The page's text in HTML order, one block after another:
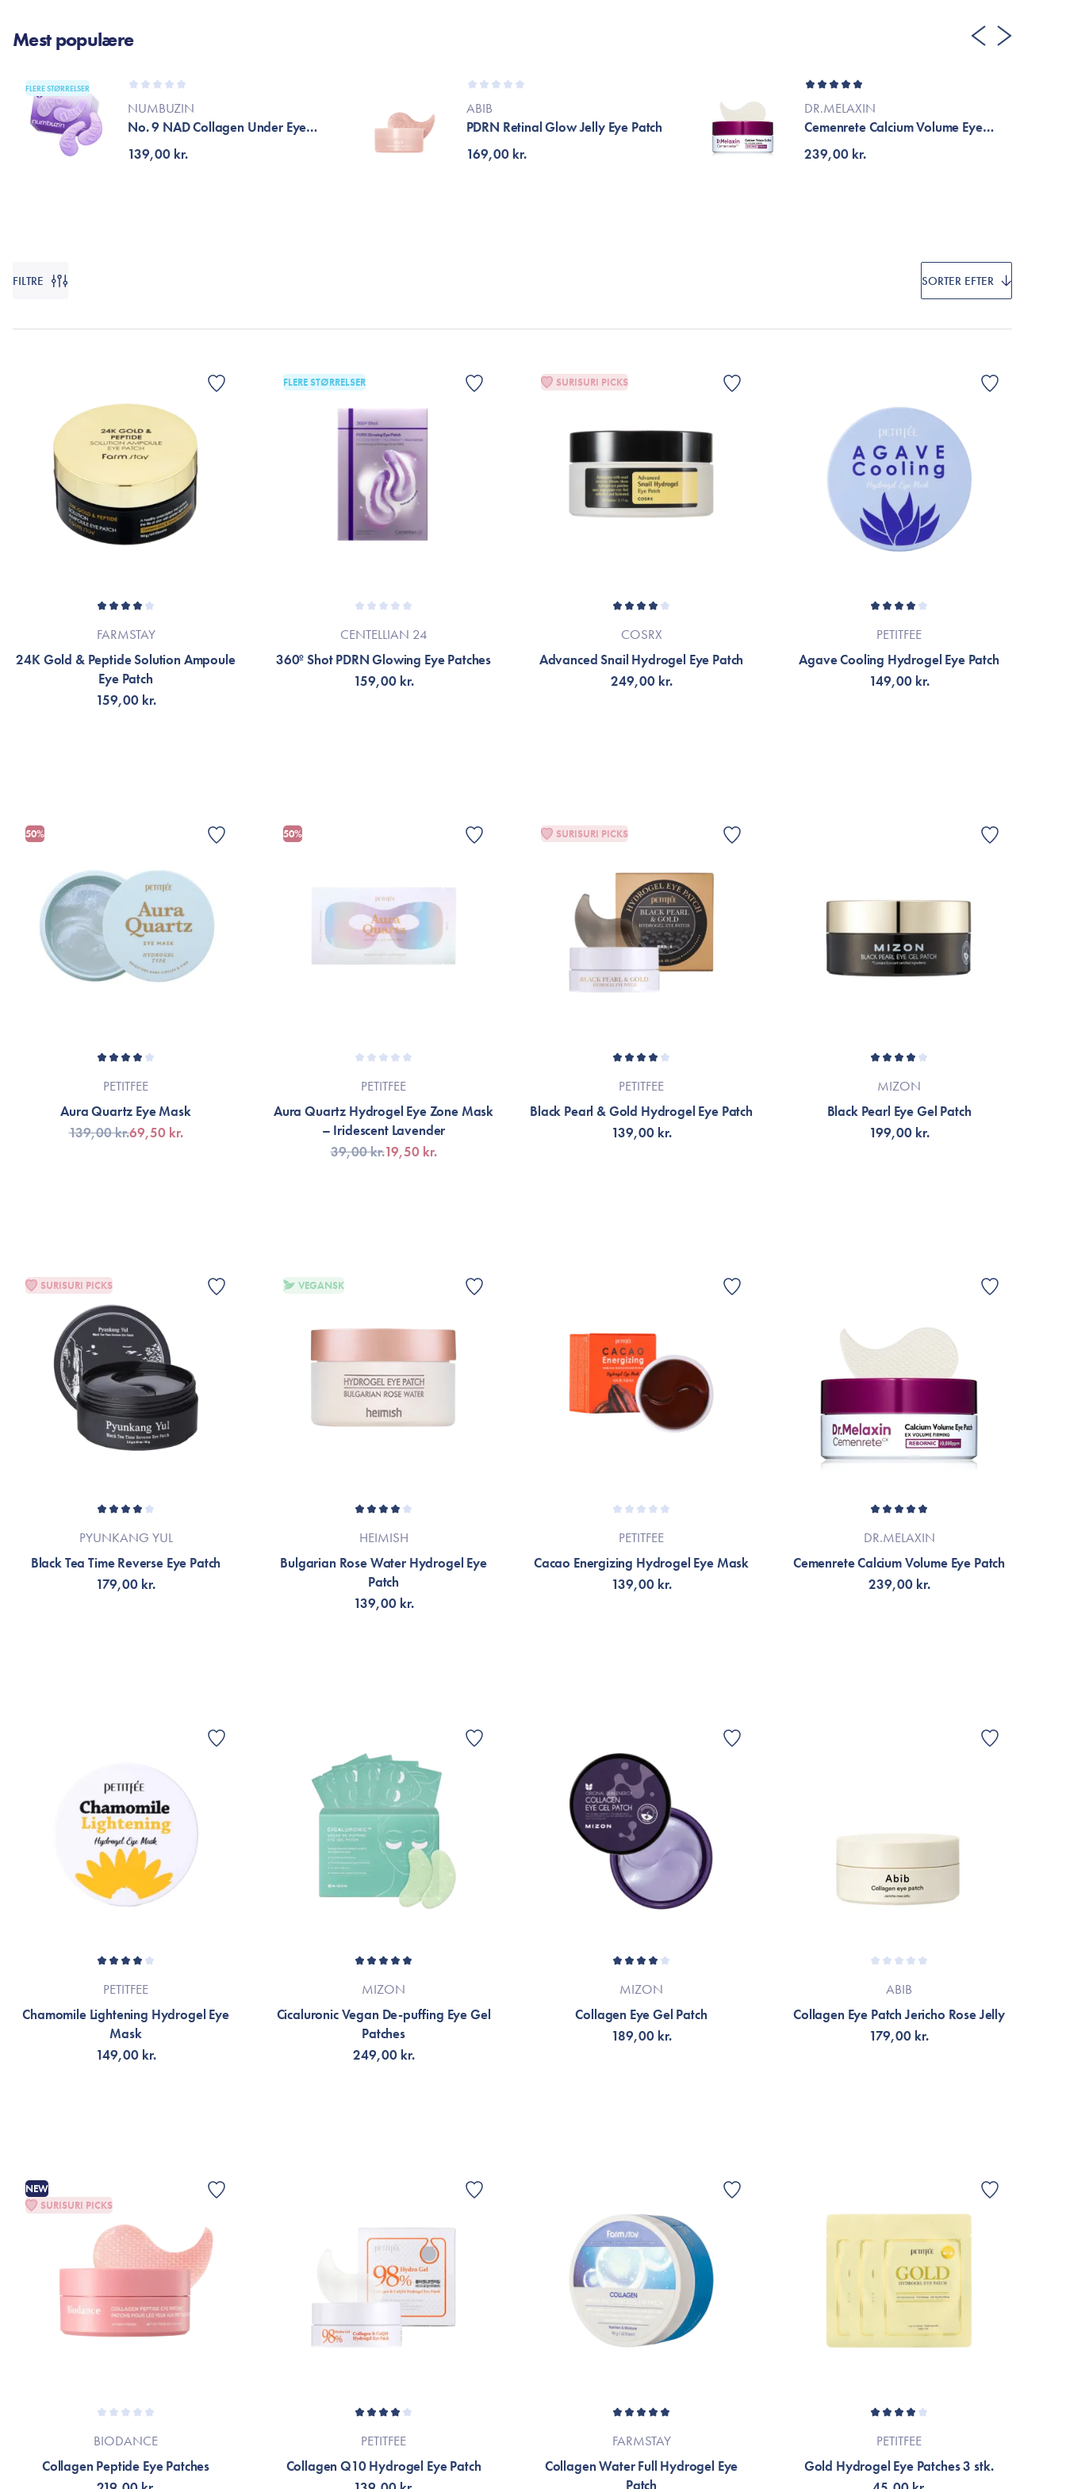
Ansigtscreme
Solcreme
Ansigtsmaske
Bumseplastre/spot
behandling
Balsam
Hårtilbehør
Rejsestørrelser
Medicube
Mest populære
FLERE STØRRELSER
NUMBUZIN
No. 9 NAD Collagen Under Eye
Patches
139,00 kr.
ABIB
PDRN Retinal Glow Jelly Eye Patch
169,00 kr.
DR.MELAXIN
Cemenrete Calcium Volume Eye
Patch
239,00 kr.
FILTRE SORTER EFTER
FARMSTAY
24K Gold & Peptide Solution Ampoule
Eye Patch
159,00 kr.
FLERE STØRRELSER
CENTELLIAN 24
360º Shot PDRN Glowing Eye Patches
159,00 kr.
SURISURI PICKS
COSRX
Advanced Snail Hydrogel Eye Patch
249,00 kr.
PETITFEE
Agave Cooling Hydrogel Eye Patch
149,00 kr.
50%
PETITFEE
Aura Quartz Eye Mask
139,00 kr.69,50 kr.
50%
PETITFEE
Aura Quartz Hydrogel Eye Zone Mask
– Iridescent Lavender
39,00 kr.19,50 kr.
SURISURI PICKS
PETITFEE
Black Pearl & Gold Hydrogel Eye Patch
139,00 kr.
MIZON
Black Pearl Eye Gel Patch
199,00 kr.
SURISURI PICKS
PYUNKANG YUL
Black Tea Time Reverse Eye Patch
179,00 kr.
VEGANSK
HEIMISH
Bulgarian Rose Water Hydrogel Eye
Patch
139,00 kr.
PETITFEE
Cacao Energizing Hydrogel Eye Mask
139,00 kr.
DR.MELAXIN
Cemenrete Calcium Volume Eye Patch
239,00 kr.
PETITFEE
Chamomile Lightening Hydrogel Eye
Mask
149,00 kr.
MIZON
Cicaluronic Vegan De-puffing Eye Gel
Patches
249,00 kr.
MIZON
Collagen Eye Gel Patch
189,00 kr.
ABIB
Collagen Eye Patch Jericho Rose Jelly
179,00 kr.
NEW
SURISURI PICKS
BIODANCE
Collagen Peptide Eye Patches
PETITFEE
Collagen Q10 Hydrogel Eye Patch
FARMSTAY
Collagen Water Full Hydrogel Eye
Patch
PETITFEE
Gold Hydrogel Eye Patches 3 stk.